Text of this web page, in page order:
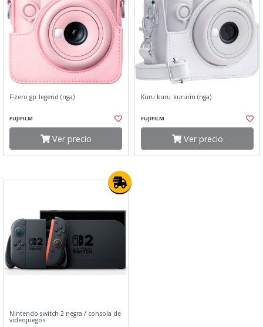
F-zero gp legend (nga)
FUJIFILM
Ver precio
Kuru kuru kururin (nga)
FUJIFILM
Ver precio
Nintendo switch 2 negra / consola de
videojuegos